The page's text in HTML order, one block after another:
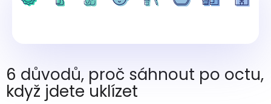
6 důvodů, proč sáhnout po octu,
když jdete uklízet